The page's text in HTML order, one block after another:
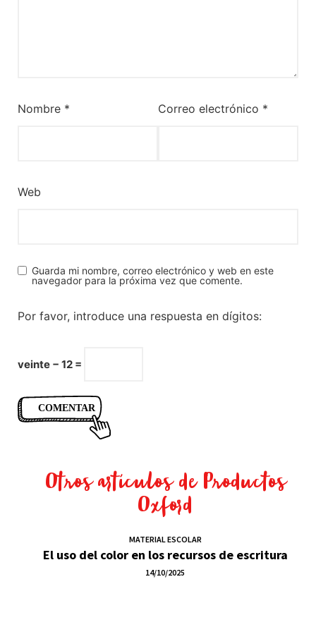
Nombre * Correo electrónico *
Web
Guarda mi nombre, correo electrónico y web en este
navegador para la próxima vez que comente.
Por favor, introduce una respuesta en dígitos:
veinte − 12 =
Otros artículos deProductos
Oxford
MATERIAL ESCOLAR
El uso del color en los recursos de escritura
14/10/2025